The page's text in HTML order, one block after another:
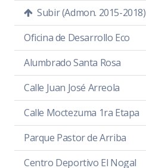
Subir (Admon. 2015-2018)
Oficina de Desarrollo Eco
Alumbrado Santa Rosa
Calle Juan José Arreola
Calle Moctezuma 1ra Etapa
Parque Pastor de Arriba
Centro Deportivo El Nogal